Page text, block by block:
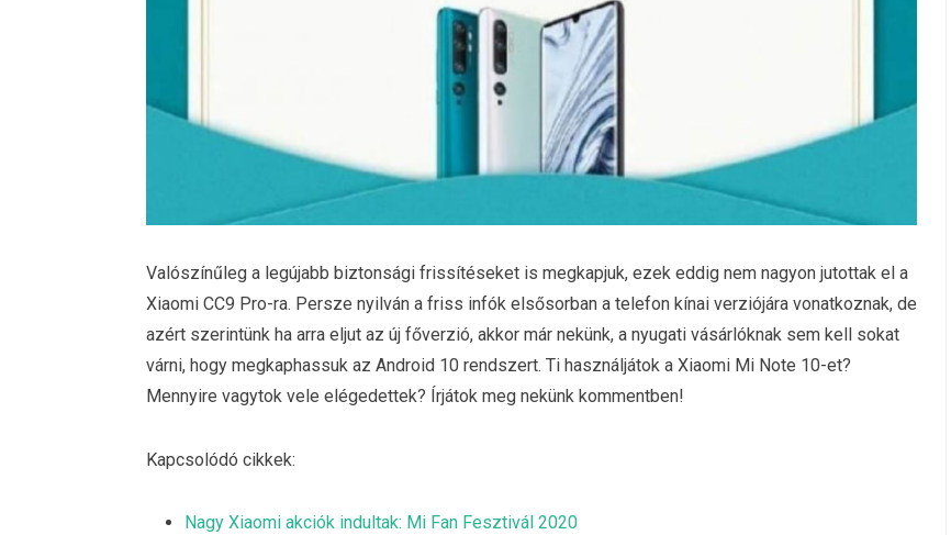
Valószínűleg a legújabb biztonsági frissítéseket is megkapjuk, ezek eddig nem nagyon jutottak el a
Xiaomi CC9 Pro-ra. Persze nyilván a friss infók elsősorban a telefon kínai verziójára vonatkoznak, de
azért szerintünk ha arra eljut az új főverzió, akkor már nekünk, a nyugati vásárlóknak sem kell sokat
várni, hogy megkaphassuk az Android 10 rendszert. Ti használjátok a Xiaomi Mi Note 10-et?
Mennyire vagytok vele elégedettek? Írjátok meg nekünk kommentben!
Kapcsolódó cikkek:
Nagy Xiaomi akciók indultak: Mi Fan Fesztivál 2020